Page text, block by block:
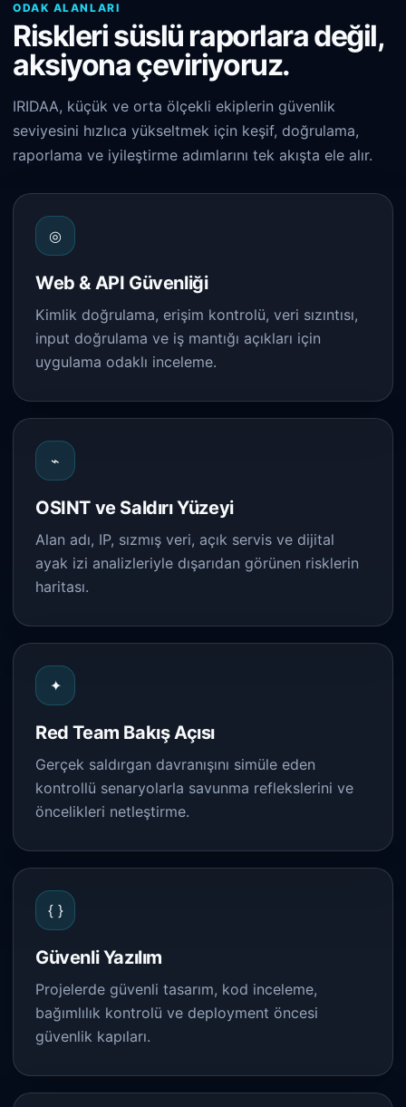
ODAK ALANLARI
Riskleri süslü raporlara değil,
aksiyona çeviriyoruz.
IRIDAA, küçük ve orta ölçekli ekiplerin güvenlik
seviyesini hızlıca yükseltmek için keşif, doğrulama,
raporlama ve iyileştirme adımlarını tek akışta ele alır.
◎
Web & API Güvenliği
Kimlik doğrulama, erişim kontrolü, veri sızıntısı,
input doğrulama ve iş mantığı açıkları için
uygulama odaklı inceleme.
⌁
OSINT ve Saldırı Yüzeyi
Alan adı, IP, sızmış veri, açık servis ve dijital
ayak izi analizleriyle dışarıdan görünen risklerin
haritası.
✦
Red Team Bakış Açısı
Gerçek saldırgan davranışını simüle eden
kontrollü senaryolarla savunma reflekslerini ve
öncelikleri netleştirme.
{ }
Güvenli Yazılım
Projelerde güvenli tasarım, kod inceleme,
bağımlılık kontrolü ve deployment öncesi
güvenlik kapıları.